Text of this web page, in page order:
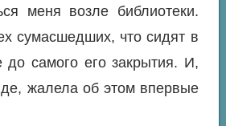
меня возле библиотеки.
сумасшедших, что сидят в
до самого его закрытия. И,
жалела об этом впервые